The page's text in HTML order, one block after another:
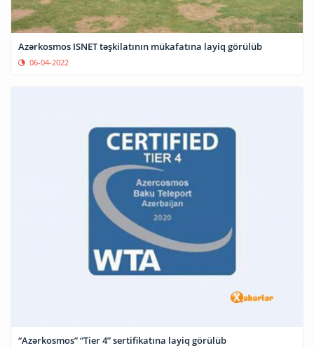
Azərkosmos ISNET təşkilatının mükafatına layiq görülüb
06-04-2022
“Azərkosmos” “Tier 4” sertifikatına layiq görülüb